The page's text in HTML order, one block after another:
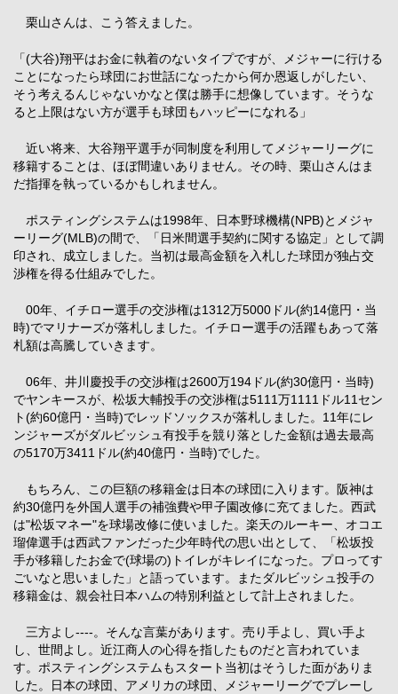
栗山さんは、こう答えました。
「(大谷)翔平はお金に執着のないタイプですが、メジャーに行ける
ことになったら球団にお世話になったから何か恩返しがしたい、
そう考えるんじゃないかなと僕は勝手に想像しています。そうな
ると上限はない方が選手も球団もハッピーになれる」
近い将来、大谷翔平選手が同制度を利用してメジャーリーグに
移籍することは、ほぼ間違いありません。その時、栗山さんはま
だ指揮を執っているかもしれません。
ポスティングシステムは1998年、日本野球機構(NPB)とメジャ
ーリーグ(MLB)の間で、「日米間選手契約に関する協定」として調
印され、成立しました。当初は最高金額を入札した球団が独占交
渉権を得る仕組みでした。
00年、イチロー選手の交渉権は1312万5000ドル(約14億円・当
時)でマリナーズが落札しました。イチロー選手の活躍もあって落
札額は高騰していきます。
06年、井川慶投手の交渉権は2600万194ドル(約30億円・当時)
でヤンキースが、松坂大輔投手の交渉権は5111万1111ドル11セン
ト(約60億円・当時)でレッドソックスが落札しました。11年にレ
ンジャーズがダルビッシュ有投手を競り落とした金額は過去最高
の5170万3411ドル(約40億円・当時)でした。
もちろん、この巨額の移籍金は日本の球団に入ります。阪神は
約30億円を外国人選手の補強費や甲子園改修に充てました。西武
は"松坂マネー"を球場改修に使いました。楽天のルーキー、オコエ
瑠偉選手は西武ファンだった少年時代の思い出として、「松坂投
手が移籍したお金で(球場の)トイレがキレイになった。プロってす
ごいなと思いました」と語っています。またダルビッシュ投手の
移籍金は、親会社日本ハムの特別利益として計上されました。
三方よし----。そんな言葉があります。売り手よし、買い手よ
し、世間よし。近江商人の心得を指したものだと言われていま
す。ポスティングシステムもスタート当初はそうした面がありま
した。日本の球団、アメリカの球団、メジャーリーグでプレーし